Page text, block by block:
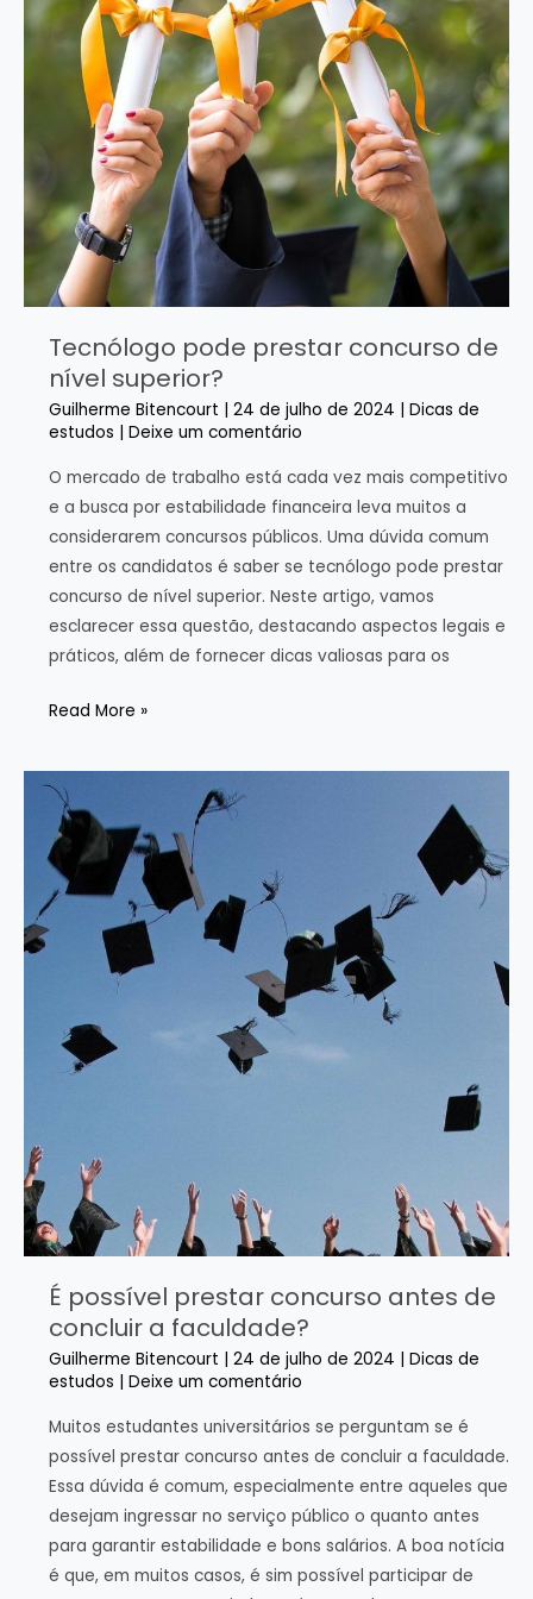
valiosa
Tecnólogo pode prestar concurso de
nível superior?
Guilherme Bitencourt | 24 de julho de 2024 | Dicas de
estudos | Deixe um comentário
O mercado de trabalho está cada vez mais competitivo
e a busca por estabilidade financeira leva muitos a
considerarem concursos públicos. Uma dúvida comum
entre os candidatos é saber se tecnólogo pode prestar
concurso de nível superior. Neste artigo, vamos
esclarecer essa questão, destacando aspectos legais e
práticos, além de fornecer dicas valiosas para os
Tecnólogo
prestar
concurso
de
nível
superior?
Read More »
É possível prestar concurso antes de
concluir a faculdade?
Guilherme Bitencourt | 24 de julho de 2024 | Dicas de
estudos | Deixe um comentário
Muitos estudantes universitários se perguntam se é
possível prestar concurso antes de concluir a faculdade.
Essa dúvida é comum, especialmente entre aqueles que
desejam ingressar no serviço público o quanto antes
para garantir estabilidade e bons salários. A boa notícia
é que, em muitos casos, é sim possível participar de